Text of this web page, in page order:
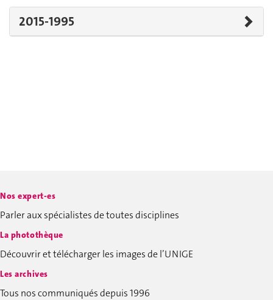
2015-1995
Nos expert-es
Parler aux spécialistes de toutes disciplines
La photothèque
Découvrir et télécharger les images de l’UNIGE
Les archives
Tous nos communiqués depuis 1996